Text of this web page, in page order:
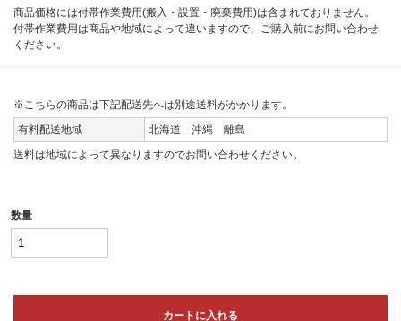
商品価格には付帯作業費用(搬入・設置・廃棄費用)は含まれておりません。
付帯作業費用は商品や地域によって違いますので、ご購入前にお問い合わせ
ください。
※こちらの商品は下記配送先へは別途送料がかかります。
有料配送地域
北海道 沖縄 離島
送料は地域によって異なりますのでお問い合わせください。
数量
カートに入れる